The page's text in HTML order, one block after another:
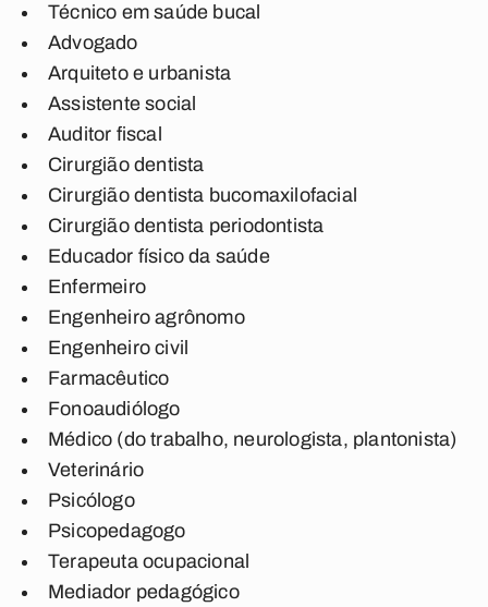
Técnico em saúde bucal
Advogado
Arquiteto e urbanista
Assistente social
Auditor fiscal
Cirurgião dentista
Cirurgião dentista bucomaxilofacial
Cirurgião dentista periodontista
Educador físico da saúde
Enfermeiro
Engenheiro agrônomo
Engenheiro civil
Farmacêutico
Fonoaudiólogo
Médico (do trabalho, neurologista, plantonista)
Veterinário
Psicólogo
Psicopedagogo
Terapeuta ocupacional
Mediador pedagógico